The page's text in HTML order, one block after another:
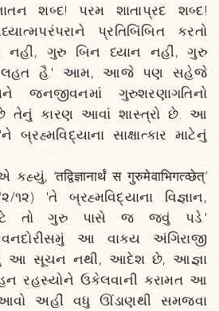
શબ્દ! પરમ શાતાપ્રદ શબ્દ!
પ્રતિબિંબિત કરતો
નહીં, ગુરુ બિન ધ્યાન નહીં, ગુરુ
લહત હૈ.' આમ, આજે પણ સહેજે
ગુરુશરણાગતિનો
છે તેનું કારણ આવાં શાસ્ત્રો છે. આ
સાક્ષાત્કાર માટેનું
‘तद्विज्ञानार्थं स गुरुमेवाभिगत्व्छेत्’
'તે બ્રહ્મવિદ્યાના વિજ્ઞાન,
માટે તો ગુરુ પાસે જ જવું પડે.'
આ વાક્ય અંગિરાજી
આ સૂચન નથી, આદેશ છે, આજ્ઞા
રહસ્યોને ઉકેલવાની કરામત આ
અહીં વધુ ઊંડાણથી સમજવા